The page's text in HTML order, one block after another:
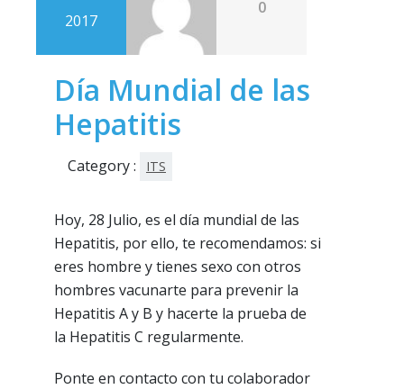
2017
0
Día Mundial de las
Hepatitis
Category : ITS
Hoy, 28 Julio, es el día mundial de las
Hepatitis, por ello, te recomendamos: si
eres hombre y tienes sexo con otros
hombres vacunarte para prevenir la
Hepatitis A y B y hacerte la prueba de
la Hepatitis C regularmente.
Ponte en contacto con tu colaborador